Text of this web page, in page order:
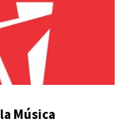
Música